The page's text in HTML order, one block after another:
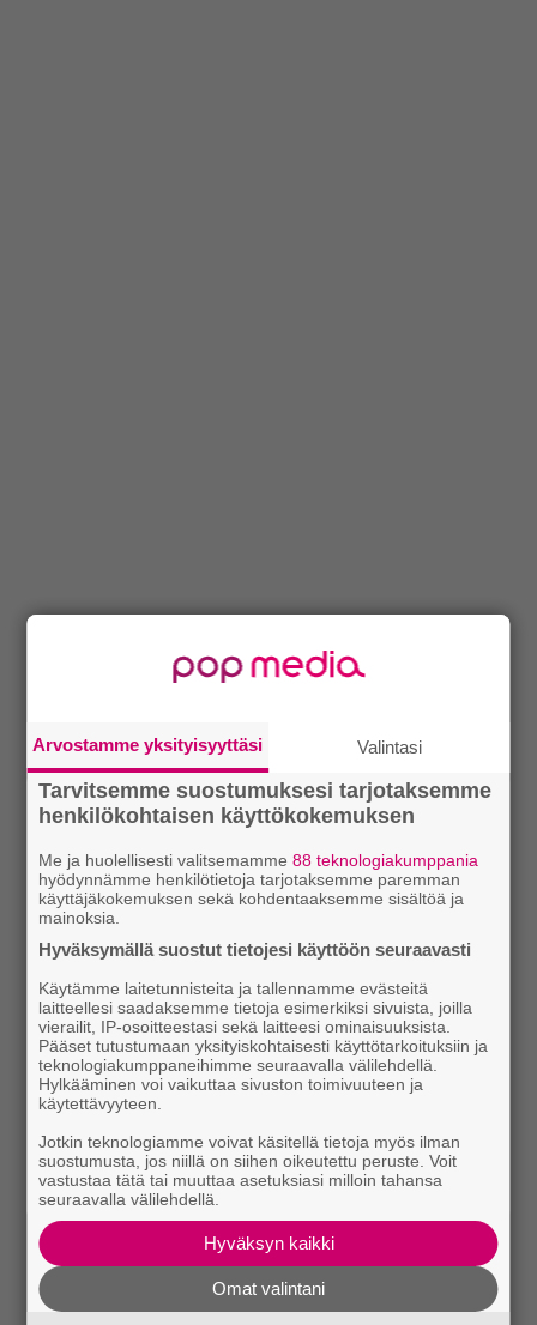
Arvostamme yksityisyyttäsi Valintasi
Tarvitsemme suostumuksesi tarjotaksemme
henkilökohtaisen käyttökokemuksen
Me ja huolellisesti valitsemamme88 teknologiakumppania
hyödynnämme henkilötietoja tarjotaksemme paremman
käyttäjäkokemuksen sekä kohdentaaksemme sisältöä ja
mainoksia.
Hyväksymällä suostut tietojesi käyttöön seuraavasti
Käytämme laitetunnisteita ja tallennamme evästeitä
laitteellesi saadaksemme tietoja esimerkiksi sivuista, joilla
vierailit, IP-osoitteestasi sekä laitteesi ominaisuuksista.
Pääset tutustumaan yksityiskohtaisesti käyttötarkoituksiin ja
teknologiakumppaneihimme seuraavalla välilehdellä.
Hylkääminen voi vaikuttaa sivuston toimivuuteen ja
käytettävyyteen.
Jotkin teknologiamme voivat käsitellä tietoja myös ilman
suostumusta, jos niillä on siihen oikeutettu peruste. Voit
vastustaa tätä tai muuttaa asetuksiasi milloin tahansa
seuraavalla välilehdellä.
Hyväksyn kaikki
Omat valintani